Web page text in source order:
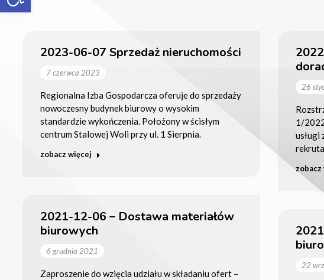
2023-06-07 Sprzedaż nieruchomości
7 czerwca 2023
Regionalna Izba Gospodarcza oferuje do sprzedaży
nowoczesny budynek biurowy o wysokim
standardzie wykończenia. Położony w ścisłym
centrum Stalowej Woli przy ul. 1 Sierpnia.
zobacz więcej
26
1/
usługi
zobacz
2021-12-06 – Dostawa materiałów
biurowych
6 grudnia 2021
Zaproszenie do wzięcia udziału w składaniu ofert –
22